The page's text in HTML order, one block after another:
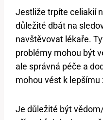
Jestliže trpíte celiakií
důležité dbát na
navštěvovat lékaře.
problémy mohou být
ale správná péče a
mohou vést k
Je důležité být